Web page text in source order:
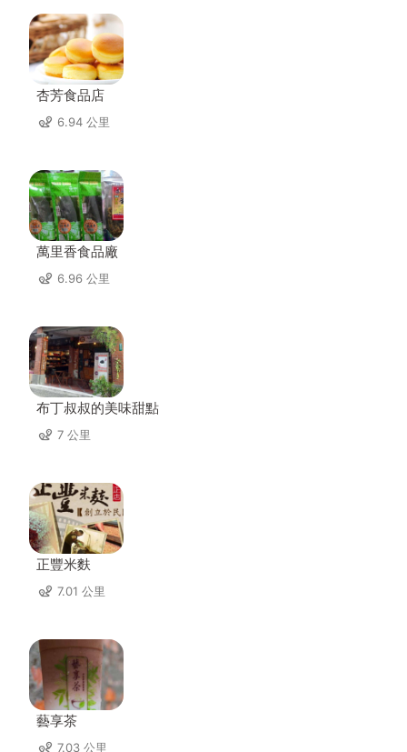
杏芳食品店
6.94 公里
萬里香食品廠
6.96 公里
布丁叔叔的美味甜點
7 公里
正豐米麩
7.01 公里
藝享茶
7.03 公里